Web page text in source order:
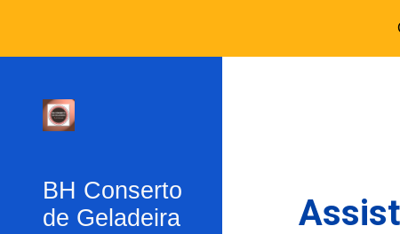
BH Conserto
de Geladeira